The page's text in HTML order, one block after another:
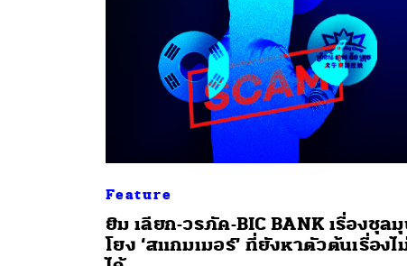
Feature
ยิม เลียก-วรภัค-BIC BANK เรื่องชุล
โยง ‘สแกมเมอร์’ ที่ยังหาตัวต้นเรื่องไ